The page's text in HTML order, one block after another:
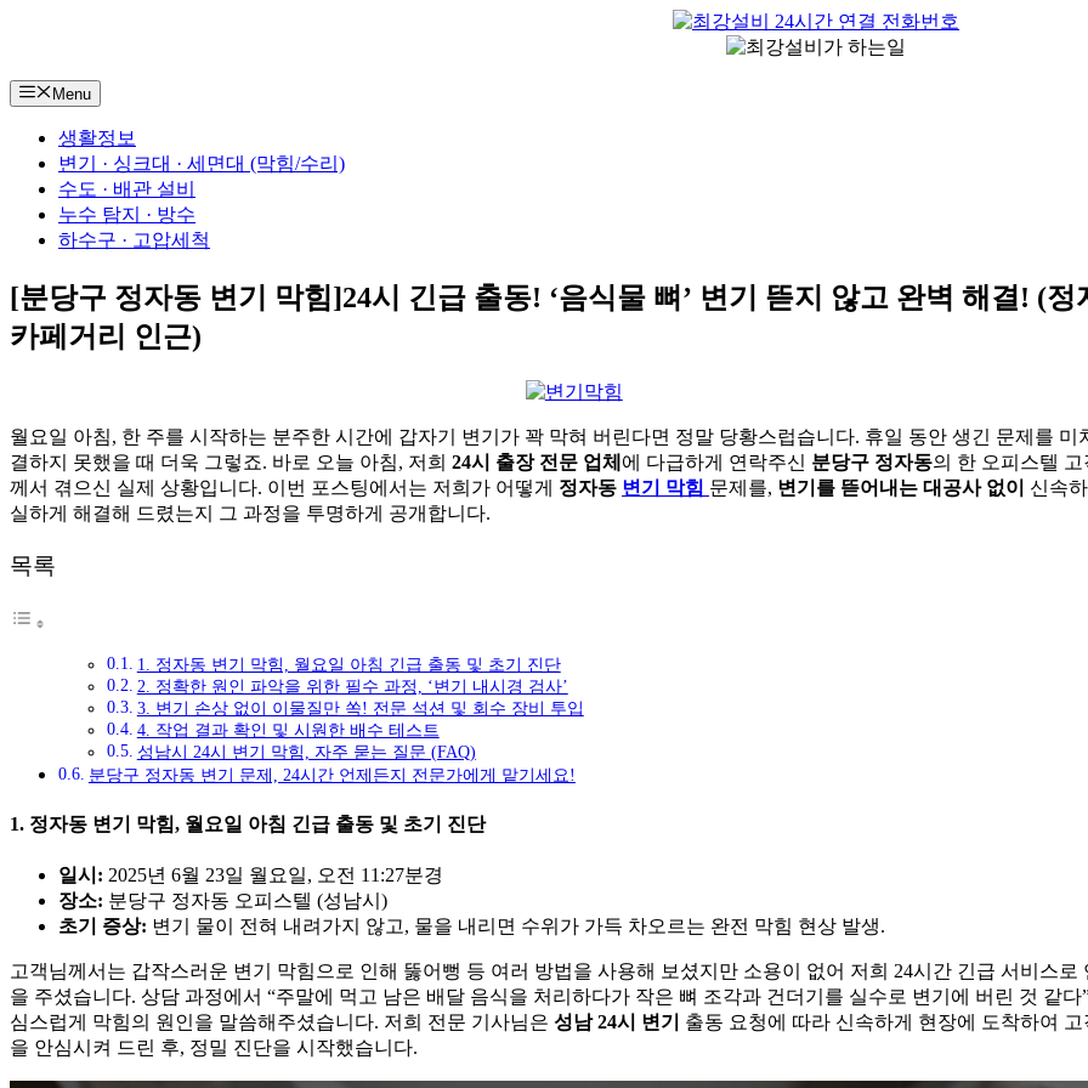
로
Menu
생활정보
변기 · 싱크대 · 세면대 (막힘/수리)
수도 · 배관 설비
누수 탐지 · 방수
하수구 · 고압세척
[분당구 정자동 변기 막힘]24시 긴급 출동! ‘음식물 뼈’ 변기 뜯지 않고 완벽 해결! (정
카페거리 인근)
월요일 아침, 한 주를 시작하는 분주한 시간에 갑자기 변기가 꽉 막혀 버린다면 정말 당황스럽습니다. 휴일 동안 생긴 문제를 미
결하지 못했을 때 더욱 그렇죠. 바로 오늘 아침, 저희 24시 출장 전문 업체 에 다급하게 연락주신 분당구 정자동의 한 오피스텔 고
께서 겪으신 실제 상황입니다. 이번 포스팅에서는 저희가 어떻게 정자동 변기 막힘 문제를, 변기를 뜯어내는 대공사 없이
신속
실하게 해결해 드렸는지 그 과정을 투명하게 공개합니다.
목록
1. 정자동 변기 막힘, 월요일 아침 긴급 출동 및 초기 진단
2. 정확한 원인 파악을 위한 필수 과정, ‘변기 내시경 검사’
3. 변기 손상 없이 이물질만 쏙! 전문 석션 및 회수 장비 투입
4. 작업 결과 확인 및 시원한 배수 테스트
성남시 24시 변기 막힘, 자주 묻는 질문 (FAQ)
분당구 정자동 변기 문제, 24시간 언제든지 전문가에게 맡기세요!
1. 정자동 변기 막힘, 월요일 아침 긴급 출동 및 초기 진단
일시: 2025년 6월 23일 월요일, 오전 11:27분경
장소: 분당구 정자동 오피스텔 (성남시)
초기 증상: 변기 물이 전혀 내려가지 않고, 물을 내리면 수위가 가득 차오르는 완전 막힘 현상 발생.
고객님께서는 갑작스러운 변기 막힘으로 인해 뚫어뻥 등 여러 방법을 사용해 보셨지만 소용이 없어 저희 24시간 긴급 서비스로
을 주셨습니다. 상담 과정에서 “주말에 먹고 남은 배달 음식을 처리하다가 작은 뼈 조각과 건더기를 실수로 변기에 버린 것 같다
심스럽게 막힘의 원인을 말씀해주셨습니다. 저희 전문 기사님은 성남 24시 변기
출동 요청에 따라 신속하게 현장에 도착하여 고
을 안심시켜 드린 후, 정밀 진단을 시작했습니다.